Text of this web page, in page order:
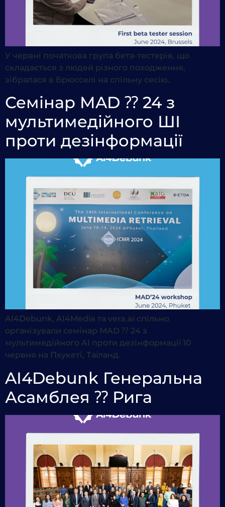
У червні початкова група бета-тестерів, що
складається з людей різного походження,
зібралася в Брюсселі на спільну сесію.
Семінар MAD ⁇ 24 з
мультимедійного ШІ
проти дезінформації
AI4Debunk, AI4Media та vera.ai спільно
організували семінар MAD ⁇ 24 з
мультимедійного AI проти дезінформації 10
червня на Пхукеті, Таїланд.
AI4Debunk Генеральна
Асамблея ⁇ Рига